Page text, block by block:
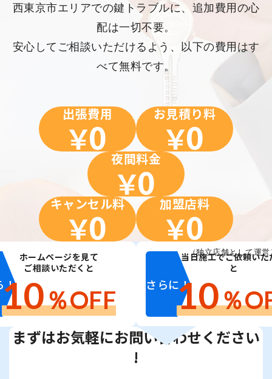
西東京市エリアでの鍵トラブルに、追加費用の心
配は一切不要。
安心してご相談いただけるよう、以下の費用はす
べて無料です。
出張費用
￥0
お見積り料
￥0
夜間料金
￥0
キャンセル料
￥0
加盟店料
￥0
（独立店舗として運営
！
ホームページを見て
ご相談いただくと
10％OFF
さらに！
当日施工でご依頼いた
と
10％
まずはお気軽にお問い合わせください
!